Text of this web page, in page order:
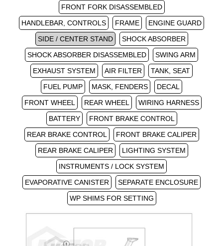
FRONT FORK DISASSEMBLED
HANDLEBAR, CONTROLS
FRAME
ENGINE GUARD
SIDE / CENTER STAND
SHOCK ABSORBER
SHOCK ABSORBER DISASSEMBLED
SWING ARM
EXHAUST SYSTEM
AIR FILTER
TANK, SEAT
FUEL PUMP
MASK, FENDERS
DECAL
FRONT WHEEL
REAR WHEEL
WIRING HARNESS
BATTERY
FRONT BRAKE CONTROL
REAR BRAKE CONTROL
FRONT BRAKE CALIPER
REAR BRAKE CALIPER
LIGHTING SYSTEM
INSTRUMENTS / LOCK SYSTEM
EVAPORATIVE CANISTER
SEPARATE ENCLOSURE
WP SHIMS FOR SETTING